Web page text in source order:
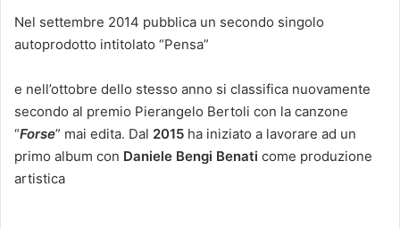
Nel settembre 2014 pubblica un secondo singolo
autoprodotto intitolato “Pensa”
e nell’ottobre dello stesso anno si classifica nuovamente
secondo al premio Pierangelo Bertoli con la canzone
“Forse” mai edita. Dal 2015 ha iniziato a lavorare ad un
primo album con Daniele Bengi Benati come produzione
artistica